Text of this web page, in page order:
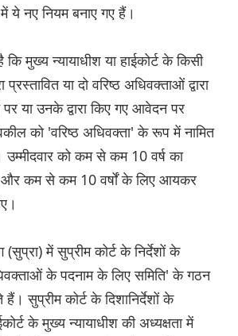
ये नए नियम बनाए गए हैं।
कि मुख्य न्यायाधीश या हाईकोर्ट के किसी
प्रस्तावित या दो वरिष्ठ अधिवक्ताओं द्वारा
या उनके द्वारा किए गए आवेदन पर
को 'वरिष्ठ अधिवक्ता' के रूप में नामित
को कम से कम 10 वर्ष का
और कम से कम 10 वर्षों के लिए आयकर
(सुप्रा) में सुप्रीम कोर्ट के निर्देशों के
के पदनाम के लिए समिति' के गठन
सुप्रीम कोर्ट के दिशानिर्देशों के
के मुख्य न्यायाधीश की अध्यक्षता में